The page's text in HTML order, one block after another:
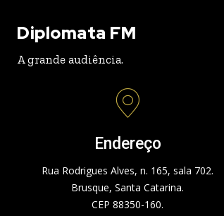
Diplomata FM
A grande audiência.
Endereço
Rua Rodrigues Alves, n. 165, sala 702.
Brusque, Santa Catarina.
CEP 88350-160.